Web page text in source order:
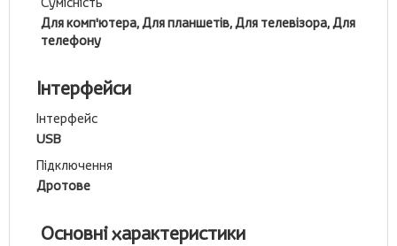
Для комп'ютера, Для планшетів, Для телевізора, Для
телефону
Інтерфейси
Інтерфейс
USB
Підключення
Дротове
Основні характеристики